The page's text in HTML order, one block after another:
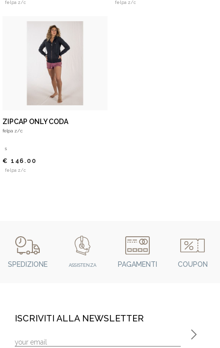
felpa z/c felpa z/c
ZIPCAP ONLY CODA
felpa z/c
s
€ 146.00
felpa z/c
SPEDIZIONE ASSISTENZA PAGAMENTI COUPON
ISCRIVITI ALLA NEWSLETTER